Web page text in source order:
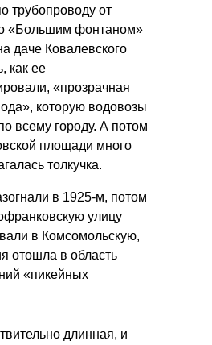
трубопроводу от
«Большим фонтаном»
даче Ковалевского
как ее
«прозрачная
которую водовозы
всему городу. А потом
площади много
толкучка.
в 1925-м, потом
улицу
в Комсомольскую,
отошла в область
«пикейных
длинная, и